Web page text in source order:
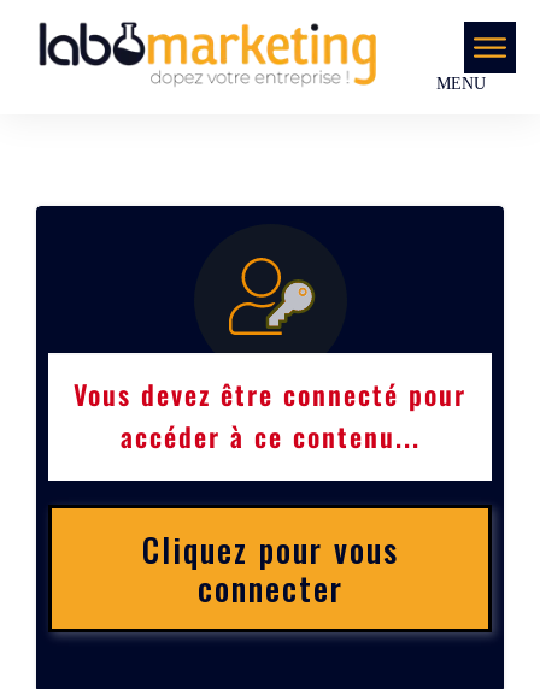
MENU
Vous devez être connecté pour
accéder à ce contenu...
Cliquez pour vous
connecter